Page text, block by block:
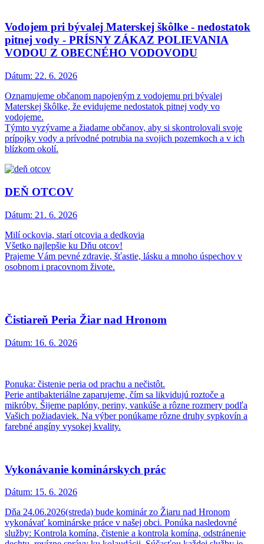
Vodojem pri bývalej Materskej škôlke - nedostatok
pitnej vody - PRÍSNY ZÁKAZ POLIEVANIA
VODOU Z OBECNÉHO VODOVODU
Dátum: 22. 6. 2026
Oznamujeme občanom napojeným z vodojemu pri bývalej
Materskej škôlke, že evidujeme nedostatok pitnej vody vo
vodojeme.
Týmto vyzývame a žiadame občanov, aby si skontrolovali svoje
prípojky vody a prívodné potrubia na svojich pozemkoch a v ich
blízkom okolí.
DEŇ OTCOV
Dátum: 21. 6. 2026
Milí ockovia, starí otcovia a dedkovia
Všetko najlepšie ku Dňu otcov!
Prajeme Vám pevné zdravie, šťastie, lásku a mnoho úspechov v
osobnom i pracovnom živote.
Čistiareň Peria Žiar nad Hronom
Dátum: 16. 6. 2026
Ponuka: čistenie peria od prachu a nečistôt.
Perie antibakteriálne zaparujeme, čím sa likvidujú roztoče a
mikróby. Šijeme paplóny, periny, vankúše a rôzne rozmery podľa
Vašich požiadaviek. Na výber ponúkame rôzne druhy sypkovín a
farebné angíny vysokej kvality.
Vykonávanie kominárskych prác
Dátum: 15. 6. 2026
Dňa 24.06.2026(streda) bude kominár zo Žiaru nad Hronom
vykonávať kominárske práce v našej obci. Ponúka nasledovné
služby: Kontrola komína, čistenie a kontrola komína, odstránenie